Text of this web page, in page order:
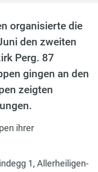
organisierte die
den zweiten
Perg. 87
gingen an den
zeigten
ihrer
1, Allerheiligen-